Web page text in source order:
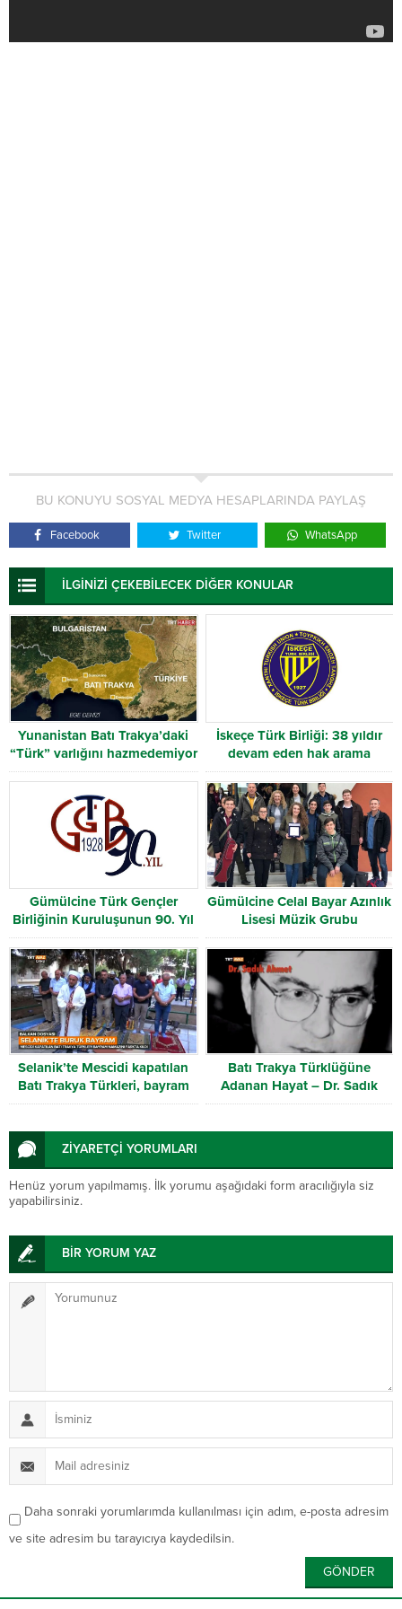
BU KONUYU SOSYAL MEDYA HESAPLARINDA PAYLAŞ
Facebook Twitter WhatsApp
İLGİNİZİ ÇEKEBİLECEK DİĞER KONULAR
Yunanistan Batı Trakya’daki
“Türk” varlığını hazmedemiyor
İskeçe Türk Birliği: 38 yıldır
devam eden hak arama
mücadelesi
Gümülcine Türk Gençler
Birliğinin Kuruluşunun 90. Yıl
Dönümü
Gümülcine Celal Bayar Azınlık
Lisesi Müzik Grubu
Selanik’te Mescidi kapatılan
Batı Trakya Türkleri, bayram
namazını parkta kıldı
Batı Trakya Türklüğüne
Adanan Hayat – Dr. Sadık
Ahmet
ZİYARETÇİ YORUMLARI
Henüz yorum yapılmamış. İlk yorumu aşağıdaki form aracılığıyla siz
yapabilirsiniz.
BİR YORUM YAZ
Daha sonraki yorumlarımda kullanılması için adım, e-posta adresim
ve site adresim bu tarayıcıya kaydedilsin.